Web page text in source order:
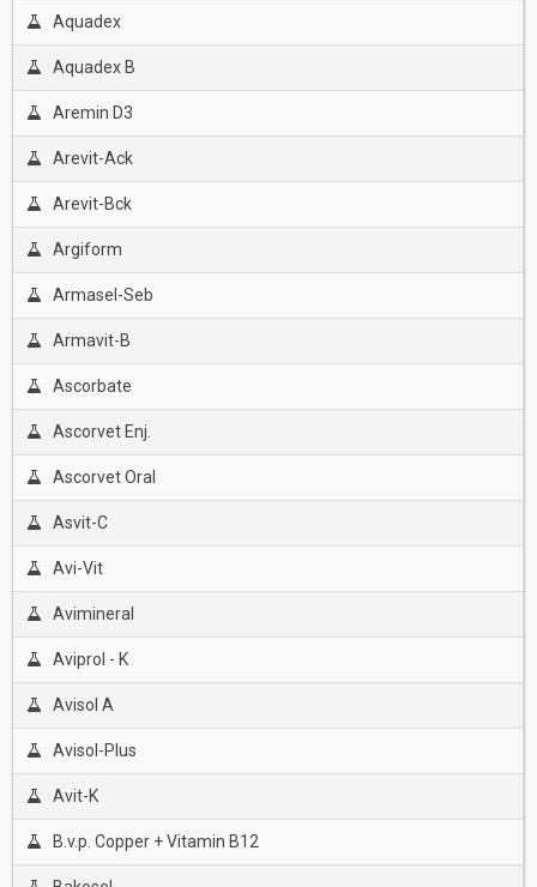
Aquadex
Aquadex B
Aremin D3
Arevit-Ack
Arevit-Bck
Argiform
Armasel-Seb
Armavit-B
Ascorbate
Ascorvet Enj.
Ascorvet Oral
Asvit-C
Avi-Vit
Avimineral
Aviprol - K
Avisol A
Avisol-Plus
Avit-K
B.v.p. Copper + Vitamin B12